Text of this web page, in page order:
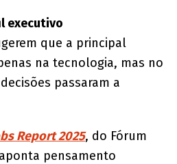
executivo
que a principal
na tecnologia, mas no
passaram a
Report 2025, do Fórum
pensamento